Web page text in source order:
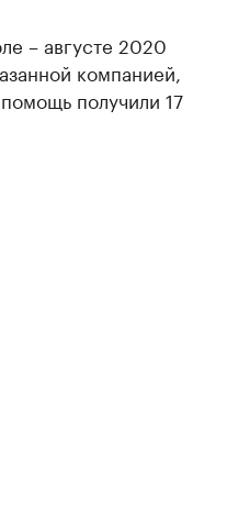
– августе 2020
компанией,
получили 17